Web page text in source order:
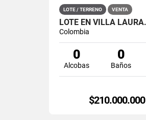
LOTE / TERRENO VENTA
Colombia
0
Alcobas
0
Baños
$210.000.000